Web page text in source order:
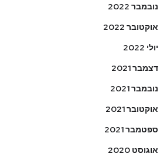
נובמבר 2022
אוקטובר 2022
יולי 2022
דצמבר 2021
נובמבר 2021
אוקטובר 2021
ספטמבר 2021
אוגוסט 2020